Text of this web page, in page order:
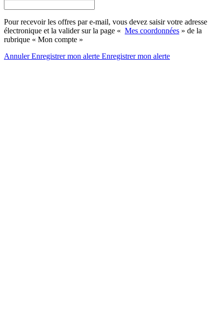
Pour recevoir les offres par e-mail, vous devez saisir votre adresse
électronique et la valider sur la page « Mes coordonnées » de la
rubrique « Mon compte »
AnnulerEnregistrer mon alerte Enregistrermon alerte